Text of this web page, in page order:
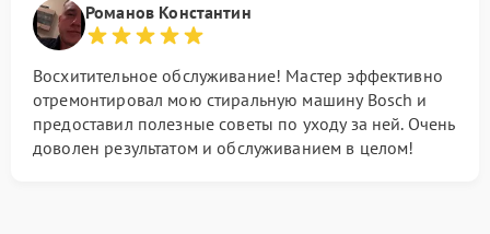
Романов Константин
Восхитительное обслуживание! Мастер эффективно
отремонтировал мою стиральную машину Bosch и
предоставил полезные советы по уходу за ней. Очень
доволен результатом и обслуживанием в целом!